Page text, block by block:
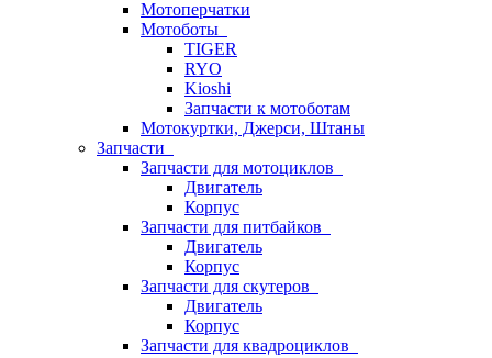
Мотоперчатки
Мотоботы
TIGER
RYO
Kioshi
Запчасти к мотоботам
Мотокуртки, Джерси, Штаны
Запчасти
Запчасти для мотоциклов
Двигатель
Корпус
Запчасти для питбайков
Двигатель
Корпус
Запчасти для скутеров
Двигатель
Корпус
Запчасти для квадроциклов